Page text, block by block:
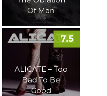
Of Man
ALICATE – Too
Bad To Be
Good
7.5